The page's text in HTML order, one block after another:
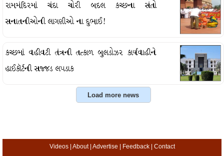
રામમંદિરમાં ચંદા ચોરી બદલ કચ્છના સંતો
સનાતનીઓની લાગણીઓ ના દુભાઈ!
કચ્છમાં વહીવટી તંત્રની તત્કાળ બુલડોઝર કાર્યવાહીને
હાઈકૉર્ટની સજ્જડ લપડાક
Videos| About| Advertise Feedback| Contact